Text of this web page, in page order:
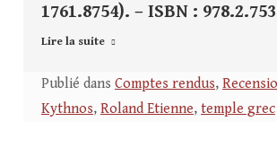
1761.8754). – ISBN :
Lire la suite
Publié dans Comptes rendus,
Kythnos, Roland Etienne, temple grec